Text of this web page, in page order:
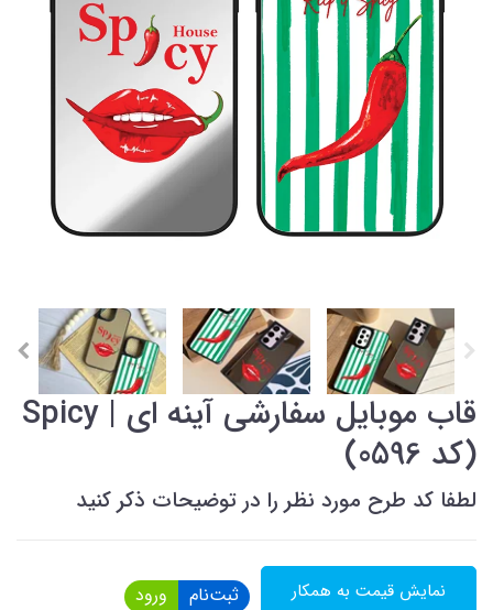
قاب موبایل سفارشی آینه ای | Spicy
(کد 0596)
لطفا کد طرح مورد نظر را در توضیحات ذکر کنید
نمایش قیمت به همکار ثبت‌نام ورود